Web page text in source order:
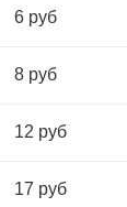
6 руб
8 руб
12 руб
17 руб